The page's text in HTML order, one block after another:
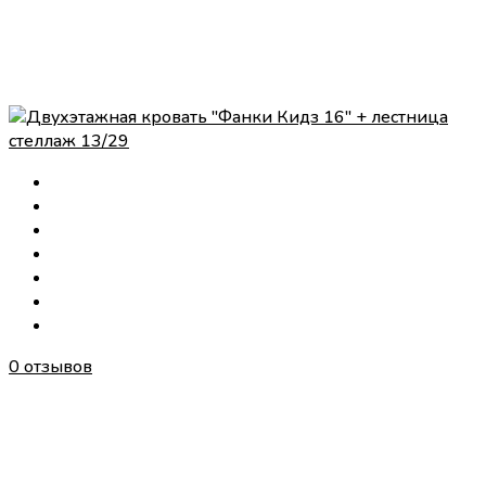
0 отзывов